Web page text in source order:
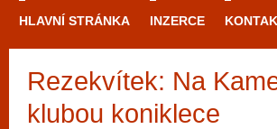
HLAVNÍ STRÁNKA INZERCE
Rezekvítek: Na
klubou koniklece